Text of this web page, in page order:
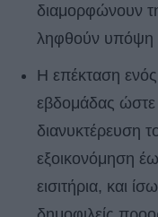
διαμορφώνουν
ληφθούν υπόψη
Η επέκταση ενός
εβδομάδας ώστε
διανυκτέρευση
εξοικονόμηση
εισιτήρια, και